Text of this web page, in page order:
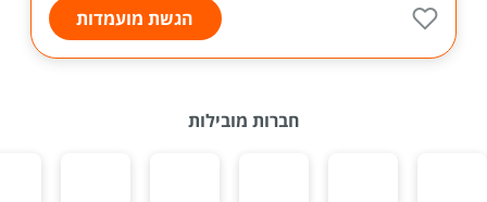
הגשת מועמדות
חברות מובילות